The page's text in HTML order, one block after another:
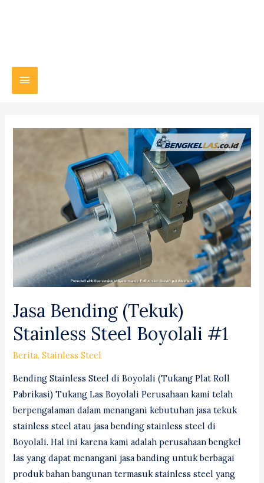
Main
Jasa Bending (Tekuk)
Stainless Steel Boyolali #1
Berita,Stainless Steel
Bending Stainless Steel di Boyolali (Tukang Plat Roll
Pabrikasi) Tukang Las Boyolali Perusahaan kami telah
berpengalaman dalam menangani kebutuhan jasa tekuk
stainless steel atau jasa bending stainless steel di
Boyolali. Hal ini karena kami adalah perusahaan bengkel
las yang dapat menangani jasa banding untuk berbagai
produk bahan bangunan termasuk stainless steel yang